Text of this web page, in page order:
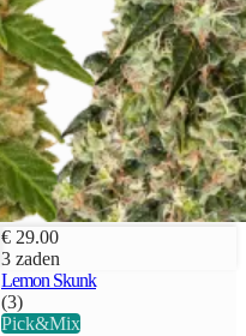
€ 29.00
3 zaden
Lemon Skunk
(3)
Pick&Mix